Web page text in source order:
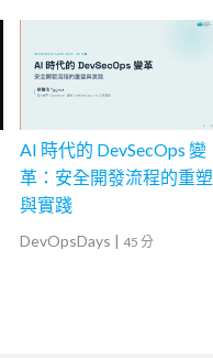
AI 時代的 DevSecOps 變
革：安全開發流程的重塑
與實踐
DevOpsDays | 45 分